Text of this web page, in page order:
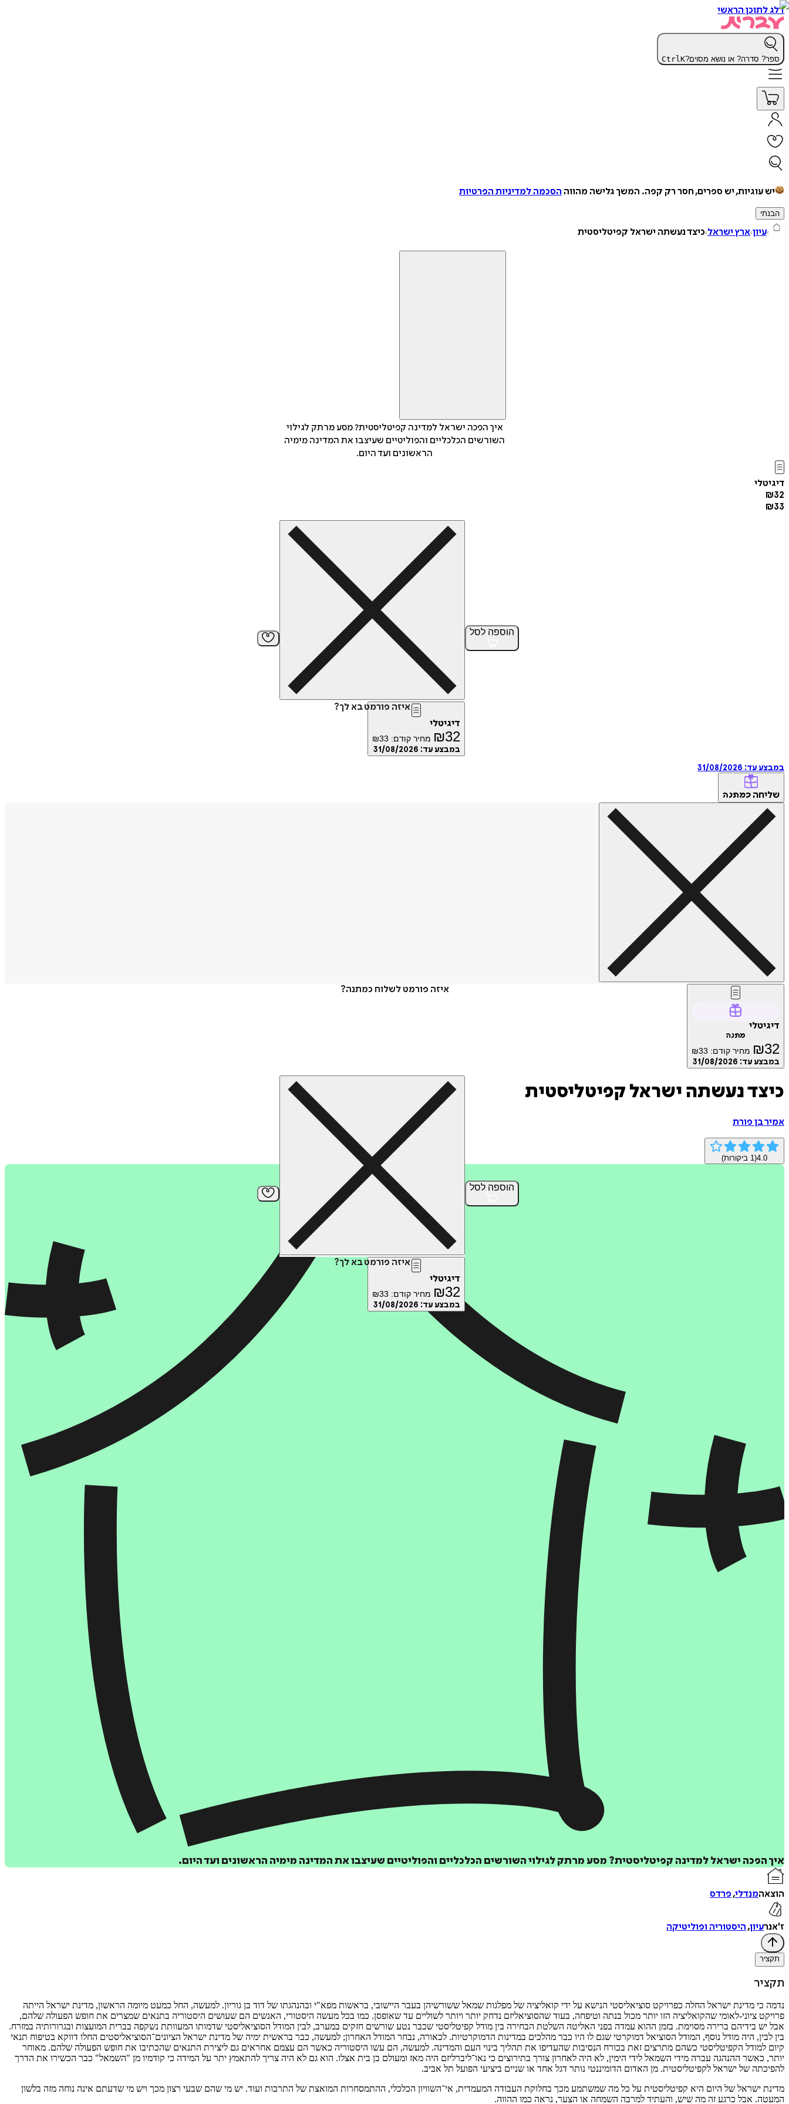
דלג לתוכן הראשי
ספר? סדרה? או נושא מסוים? CtrlK
יש עוגיות, יש ספרים, חסר רק קפה. המשך גלישה מהווה הסכמה למדיניות הפרטיות
הבנתי
עיון ארץ ישראל כיצד נעשתה ישראל קפיטליסטית
איך הפכה ישראל למדינה קפיטליסטית? מסע מרתק לגילוי
השורשים הכלכליים והפוליטיים שעיצבו את המדינה מימיה
הראשונים ועד היום.
דיגיטלי
₪32
₪33
הוספה לסל
איזה פורמט בא לך?
דיגיטלי
₪32 מחיר קודם: ₪33
במבצע עד: 31/08/2026
במבצע עד: 31/08/2026
שליחה כמתנה
איזה פורמט לשלוח כמתנה?
דיגיטלי
מתנה
₪32 מחיר קודם: ₪33
במבצע עד: 31/08/2026
הוספה לסל
איזה פורמט בא לך?
דיגיטלי
₪32 מחיר קודם: ₪33
במבצע עד: 31/08/2026
כיצד נעשתה ישראל קפיטליסטית
אמיר בן פורת
4.0
(
1 ביקורות)
איך הפכה ישראל למדינה קפיטליסטית? מסע מרתק לגילוי השורשים הכלכליים והפוליטיים שעיצבו את המדינה מימיה הראשונים ועד היום.
הוצאהמנדלי,פרדס
ז'אנרעיון,היסטוריה ופוליטיקה
תקציר
תקציר
נדמה כי מדינת ישראל החלה כפרויקט סוציאליסטי הנישא על ידי קואליציה של מפלגות שמאל ששורשיהן בעבר היישובי, בראשות מפא"י ובהנהגתו של דוד בן גוריון. למעשה, החל כמעט מיומה הראשון, מדינת ישראל הייתה
פרויקט ציוני-לאומי שהקואליציה הזו יותר מכול בנתה וטיפחה, בעוד שהסוציאליזם נדחק יותר ויותר לשוליים עד שאופסן. כמו בכל מעשה היסטורי, האנשים הם שעושים היסטוריה בתנאים שמצרים את חופש הפעולה שלהם,
אבל יש בידיהם ברירה מסוימת. בזמן ההוא עמדה בפני האליטה השלטת הבחירה בין מודל קפיטליסטי שכבר נטע שורשים חזקים במערב, לבין המודל הסוציאליסטי שדמותו המעוותת נשקפה בברית המועצות ובגרורותיה במזרח.
בין לבין, היה מודל נוסף, המודל הסוציאל דמוקרטי שגם לו היו כבר מהלכים במדינות הדמוקרטיות. לכאורה, נבחר המודל האחרון; למעשה, כבר בראשית ימיה של מדינת ישראל הציונים־הסוציאליסטים החלו דווקא בטיפוח תנאי
קיום למודל הקפיטליסטי כשהם מתרצים זאת בכורח הנסיבות שהעדיפו את תהליך בינוי העם והמדינה. למעשה, הם עשו היסטוריה כאשר הם עצמם אחראים גם ליצירת התנאים שהכתיבו את חופש הפעולה שלהם. מאוחר
יותר, כאשר ההנהגה עברה מידי השמאל לידי הימין, לא היה לאחרון צורך בתירוצים כי נאו־ליברליזם היה מאז ומעולם בן בית אצלו. הוא גם לא היה צריך להתאמץ יתר על המידה כי קודמיו מן "השמאל" כבר הכשירו את הדרך
להפיכתה של ישראל לקפיטליסטית. מן האדום הדומיננטי נותר דגל אחד או שניים ביציעי הפועל תל אביב.
מדינת ישראל של היום היא קפיטליסטית על כל מה שמשתמע מכך בחלוקת העבודה המעמדית, אי־השוויון הכלכלי, ההתמסחרות המואצת של התרבות ועוד. יש מי שהם שבעי רצון מכך ויש מי שדעתם אינה נוחה מזה בלשון
המעטה. אבל כרגע זה מה שיש, והעתיד למרבה השמחה או הצער, נראה כמו ההווה.